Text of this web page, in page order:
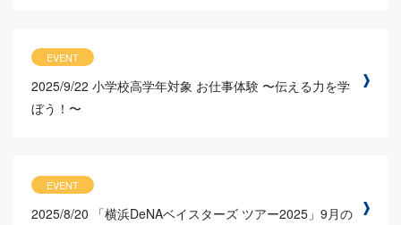
EVENT
2025/9/22 小学校高学年対象 お仕事体験 〜伝える力を学
ぼう！〜
EVENT
2025/8/20
「横浜DeNAベイスターズ ツアー2025」9月の